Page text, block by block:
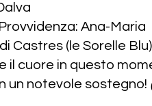
Ana-Maria
Castres (le Sorelle
il cuore in questo
un notevole sostegno!